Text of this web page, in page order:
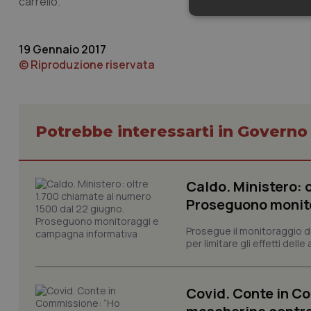
19 Gennaio 2017
© Riproduzione riservata
Potrebbe interessarti in
Caldo. Ministero:
Proseguono
Prosegue il monitoraggio
per limitare gli effetti delle
Covid. Conte in